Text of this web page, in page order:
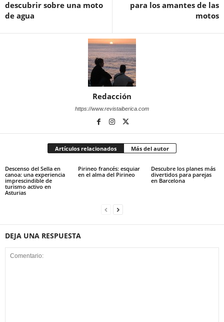
descubrir sobre una moto
de agua
para los amantes de las
motos
Redacción
https://www.revistaiberica.com
Artículos relacionados Más del autor
Descenso del Sella en
canoa: una experiencia
imprescindible de
turismo activo en
Asturias
Pirineo francés: esquiar
en el alma del Pirineo
Descubre los planes más
divertidos para parejas
en Barcelona
DEJA UNA RESPUESTA